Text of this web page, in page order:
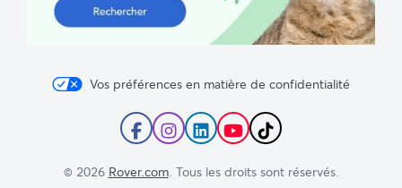
Vos préférences en matière de confidentialité
Suivez
Rover
sur
Suivez
Rover
sur
Suivez
Rover
sur
Abonnez-
vous
à
Suivez
sur
© 2026 Rover.com. Tous les droits sont réservés.